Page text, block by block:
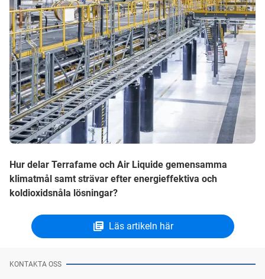
Hur delar Terrafame och Air Liquide gemensamma
klimatmål samt strävar efter energieffektiva och
koldioxidsnåla lösningar?
Läs artikeln här
KONTAKTA OSS